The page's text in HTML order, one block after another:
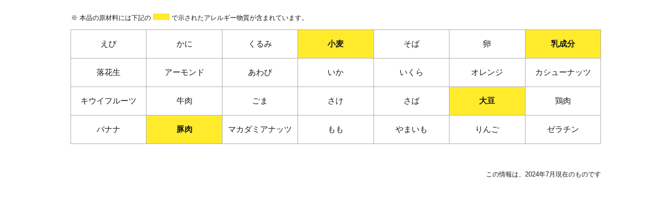
※ 本品の原材料には下記の で示されたアレルギー物質が含まれています。
えび かに くるみ 小麦 そば 卵 乳成分
落花生 アーモンド あわび いか いくら オレンジ カシューナッツ
キウイフルーツ 牛肉 ごま さけ さば 大豆 鶏肉
バナナ 豚肉 マカダミアナッツ もも やまいも りんご ゼラチン
この情報は、2024年7月現在のものです